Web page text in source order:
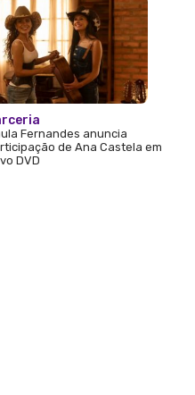
Fernandes anuncia
de Ana Castela em
DVD